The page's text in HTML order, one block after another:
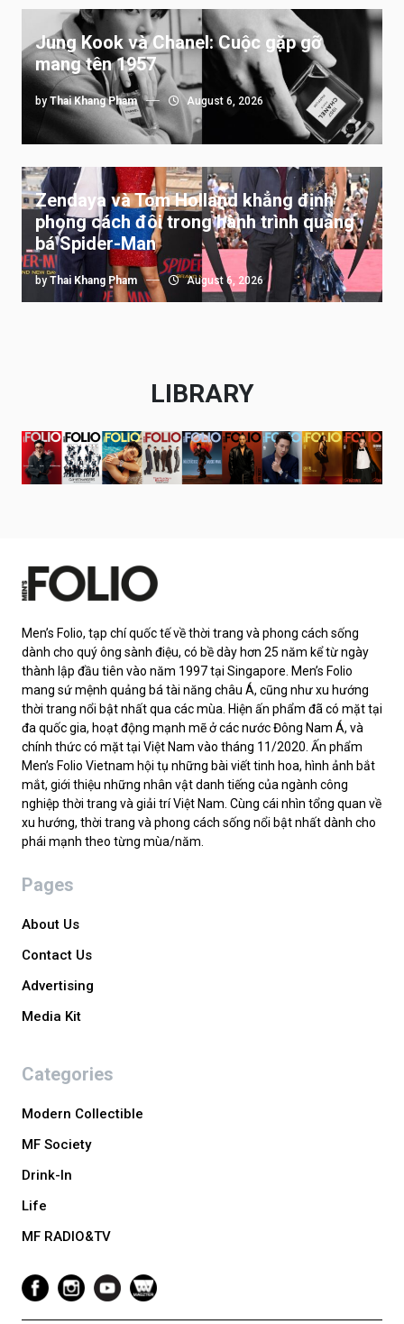
Jung Kook và Chanel: Cuộc gặp gỡ
mang tên 1957
by Thai Khang Pham August 6, 2026
Zendaya và Tom Holland khẳng định
phong cách đôi trong hành trình quảng
bá Spider-Man
by Thai Khang Pham August 6, 2026
LIBRARY
Men’s Folio, tạp chí quốc tế về thời trang và phong cách sống
dành cho quý ông sành điệu, có bề dày hơn 25 năm kể từ ngày
thành lập đầu tiên vào năm 1997 tại Singapore. Men’s Folio
mang sứ mệnh quảng bá tài năng châu Á, cũng như xu hướng
thời trang nổi bật nhất qua các mùa. Hiện ấn phẩm đã có mặt tại
đa quốc gia, hoạt động mạnh mẽ ở các nước Đông Nam Á, và
chính thức có mặt tại Việt Nam vào tháng 11/2020. Ấn phẩm
Men’s Folio Vietnam hội tụ những bài viết tinh hoa, hình ảnh bắt
mắt, giới thiệu những nhân vật danh tiếng của ngành công
nghiệp thời trang và giải trí Việt Nam. Cùng cái nhìn tổng quan về
xu hướng, thời trang và phong cách sống nổi bật nhất dành cho
phái mạnh theo từng mùa/năm.
Pages
About Us
Contact Us
Advertising
Media Kit
Categories
Modern Collectible
MF Society
Drink-In
Life
MF RADIO&TV